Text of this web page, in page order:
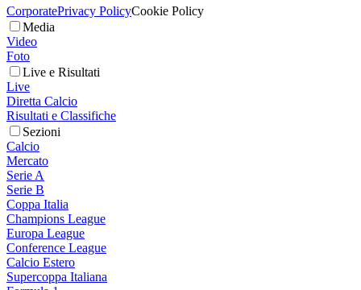
CorporatePrivacy PolicyCookie Policy
Media
Video
Foto
Live e Risultati
Live
Diretta Calcio
Risultati e Classifiche
Sezioni
Calcio
Mercato
Serie A
Serie B
Coppa Italia
Champions League
Europa League
Conference League
Calcio Estero
Supercoppa Italiana